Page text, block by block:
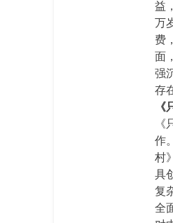
益
万
费
面
强
存
作
村
具
复
全